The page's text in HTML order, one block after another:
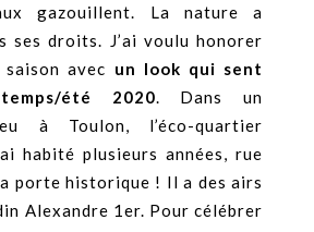
gazouillent. La nature a
ses droits. J’ai voulu honorer
avec un look qui sent
été 2020 . Dans un
à Toulon, l’éco-quartier
habité plusieurs années, rue
porte historique ! Il a des airs
Alexandre 1er. Pour célébrer